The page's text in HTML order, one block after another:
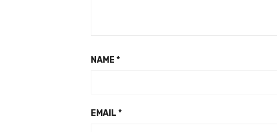
NAME *
EMAIL *